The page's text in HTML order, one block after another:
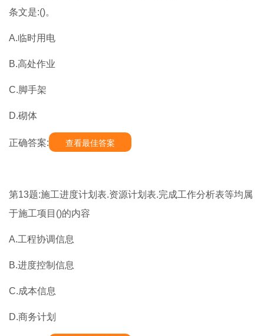
条文是:()。
A.临时用电
B.高处作业
C.脚手架
D.砌体
正确答案: 查看最佳答案
第13题:施工进度计划表.资源计划表.完成工作分析表等均属
于施工项目()的内容
A.工程协调信息
B.进度控制信息
C.成本信息
D.商务计划